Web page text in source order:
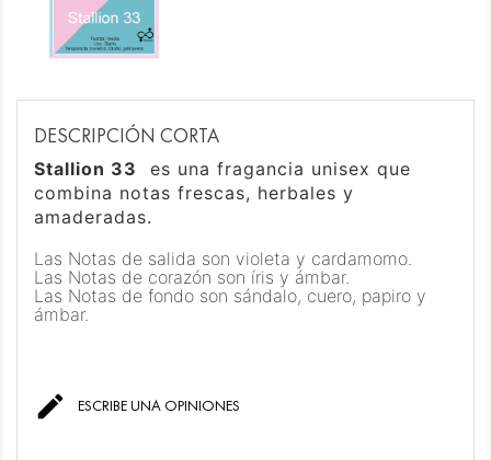
DESCRIPCIÓN CORTA
Stallion 33 es una fragancia unisex que
combina notas frescas, herbales y
amaderadas.
Las Notas de salida son violeta y cardamomo.
Las Notas de corazón son íris y ámbar.
Las Notas de fondo son sándalo, cuero, papiro y
ámbar.
 ESCRIBE UNA OPINIONES